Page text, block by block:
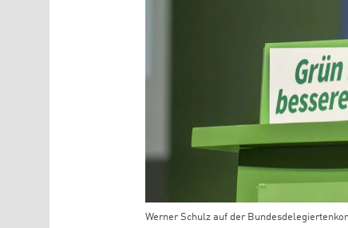
Werner Schulz auf der